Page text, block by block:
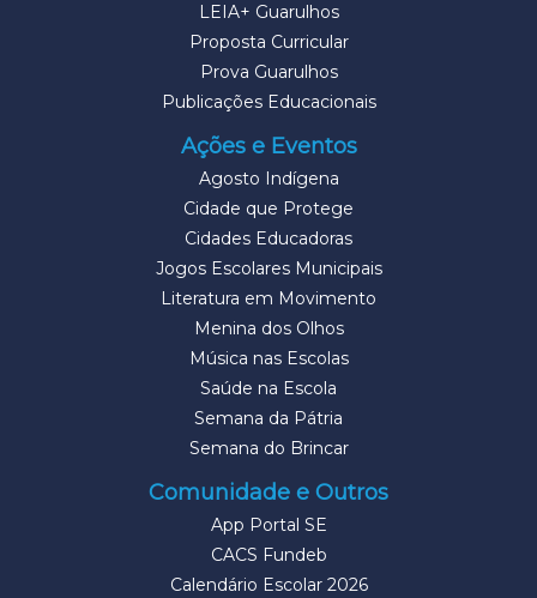
LEIA+ Guarulhos
Proposta Curricular
Prova Guarulhos
Publicações Educacionais
Ações e Eventos
Agosto Indígena
Cidade que Protege
Cidades Educadoras
Jogos Escolares Municipais
Literatura em Movimento
Menina dos Olhos
Música nas Escolas
Saúde na Escola
Semana da Pátria
Semana do Brincar
Comunidade e Outros
App Portal SE
CACS Fundeb
Calendário Escolar 2026